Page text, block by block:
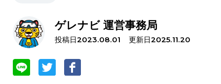
ゲレナビ 運営事務局
投稿日2023.08.01 更新日2025.11.20